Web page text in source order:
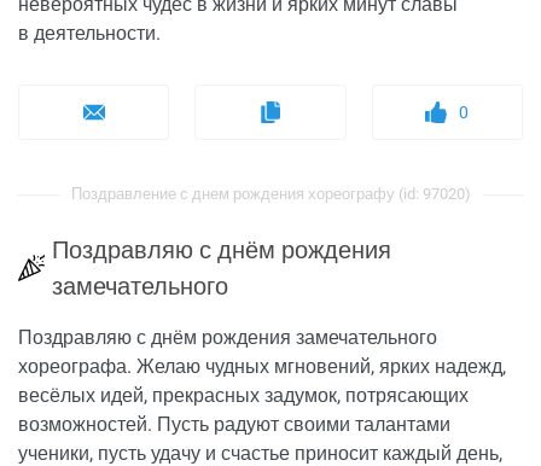
в деятельности.
0
Поздравление с днем рождения хореографу (id: 97020)
Поздравляю с днём рождения
замечательного
Поздравляю с днём рождения замечательного
хореографа. Желаю чудных мгновений, ярких надежд,
весёлых идей, прекрасных задумок, потрясающих
возможностей. Пусть радуют своими талантами
ученики, пусть удачу и счастье приносит каждый день,